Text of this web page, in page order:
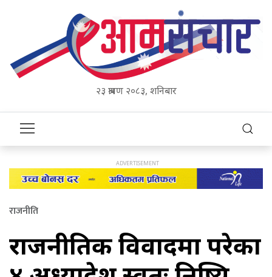
२३ श्रावण २०८३, शनिबार
राजनीति
राजनीतिक विवादमा परेका